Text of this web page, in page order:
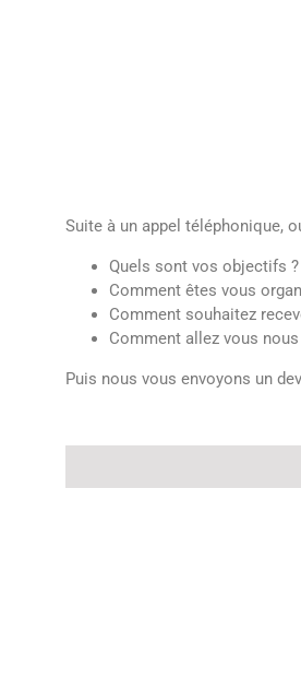
Suite à un appel téléphonique,
Quels sont vos objectifs
Comment êtes vous
Comment souhaitez
Comment allez vous
Puis nous vous envoyons un